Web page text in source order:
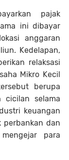
pajak
ini dibayar
anggaran
Kedelapan,
relaksasi
Mikro Kecil
berupa
cicilan selama
keuangan
perbankan dan
para